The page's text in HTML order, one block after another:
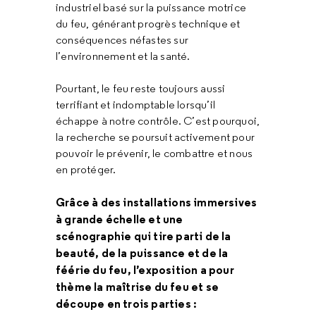
industriel basé sur la puissance motrice
du feu, générant progrès technique et
conséquences néfastes sur
l’environnement et la santé.
Pourtant, le feu reste toujours aussi
terrifiant et indomptable lorsqu’il
échappe à notre contrôle. C’est pourquoi,
la recherche se poursuit activement pour
pouvoir le prévenir, le combattre et nous
en protéger.
Grâce à des installations immersives
à grande échelle et une
scénographie qui tire parti de la
beauté, de la puissance et de la
féérie du feu, l’exposition a pour
thème la maîtrise du feu et se
découpe en trois parties :